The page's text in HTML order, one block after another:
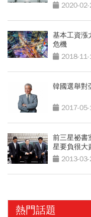
2020-
基本工資漲
危機
2018-
韓國選舉對
2017-
前三星祕書
星要負很大
2013-
熱門話題